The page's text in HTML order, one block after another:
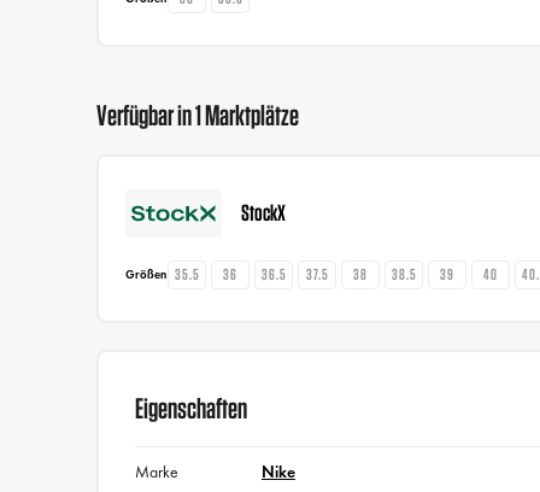
Verfügbar in 1 Marktplätze
StockX
Größen 35.5 36 36.5 37.5 38 38.5 39 40
Eigenschaften
Marke Nike